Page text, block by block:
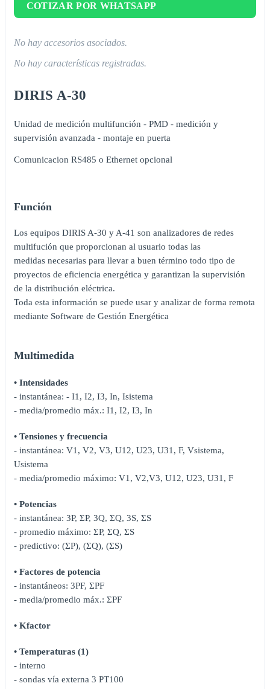
COTIZAR POR WHATSAPP
No hay accesorios asociados.
No hay características registradas.
DIRIS A-30
Unidad de medición multifunción - PMD - medición y
supervisión avanzada - montaje en puerta
Comunicacion RS485 o Ethernet opcional
Función
Los equipos DIRIS A-30 y A-41 son analizadores de redes
multifución que proporcionan al usuario todas las
medidas necesarias para llevar a buen término todo tipo de
proyectos de eficiencia energética y garantizan la supervisión
de la distribución eléctrica.
Toda esta información se puede usar y analizar de forma remota
mediante Software de Gestión Energética
Multimedida
• Intensidades
- instantánea: - I1, I2, I3, In, Isistema
- media/promedio máx.: I1, I2, I3, In
• Tensiones y frecuencia
- instantánea: V1, V2, V3, U12, U23, U31, F, Vsistema,
Usistema
- media/promedio máximo: V1, V2,V3, U12, U23, U31, F
• Potencias
- instantánea: 3P, ΣP, 3Q, ΣQ, 3S, ΣS
- promedio máximo: ΣP, ΣQ, ΣS
- predictivo: (ΣP), (ΣQ), (ΣS)
• Factores de potencia
- instantáneos: 3PF, ΣPF
- media/promedio máx.: ΣPF
• Kfactor
• Temperaturas (1)
- interno
- sondas vía externa 3 PT100